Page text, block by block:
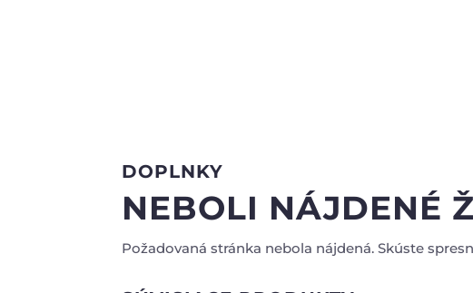
DOPLNKY
NEBOLI NÁJDENÉ
Požadovaná stránka nebola nájdená. Skúste